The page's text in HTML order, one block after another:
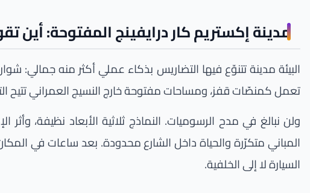
مدينة إكستريم كار درايفينج المفتوحة: أين
البيئة مدينة تتنوّع فيها التضاريس بذكاء عملي أكثر منه جمالي:
تعمل كمنصّات قفز، ومساحات مفتوحة خارج النسيج العمراني تتيح
ولن نبالغ في مدح الرسوميات. النماذج ثلاثية الأبعاد نظيفة،
المباني متكرّرة والحياة داخل الشارع محدودة. بعد ساعات في
السيارة لا إلى الخلفية.